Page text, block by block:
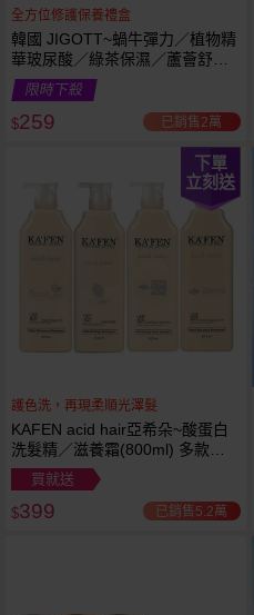
全方位修護保養禮盒
韓國 JIGOTT~蝸牛彈力／植物精
華玻尿酸／綠茶保濕／蘆薈舒緩
修復 禮盒(5件組) 款式可選 化妝
水+乳液+面霜
限時下殺
$259 已銷售2萬
下單
立刻送
護色洗，再現柔順光澤髮
KAFEN acid hair亞希朵~酸蛋白
洗髮精／滋養霜(800ml) 多款可
選
買就送
$399 已銷售5.2萬